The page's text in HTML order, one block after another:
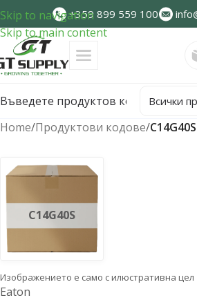
Skip to navigation
Skip to main content
+359 899 559 100
Home/Продуктови кодове/C14G40S
C14G40S
Изображението е само с илюстративна цел
Eaton